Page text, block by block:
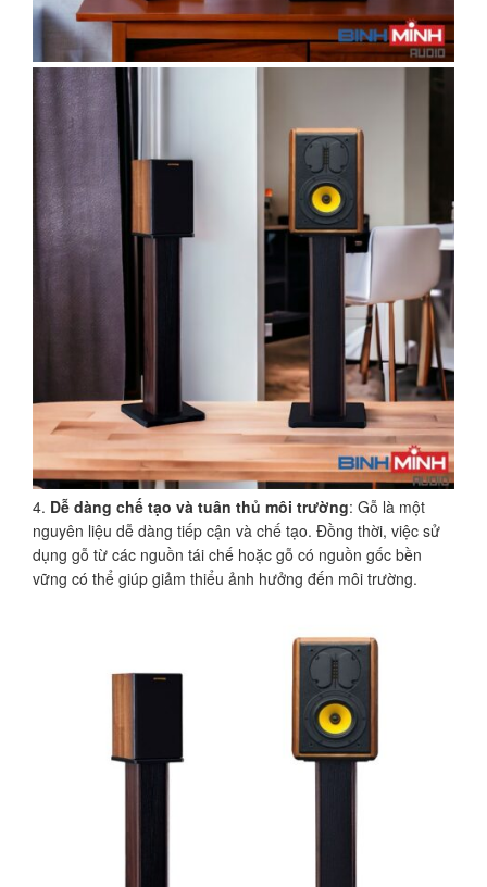
Dễ dàng chế tạo và tuân thủ môi trường: Gỗ là một
nguyên liệu dễ dàng tiếp cận và chế tạo. Đồng thời, việc sử
dụng gỗ từ các nguồn tái chế hoặc gỗ có nguồn gốc bền
vững có thể giúp giảm thiểu ảnh hưởng đến môi trường.